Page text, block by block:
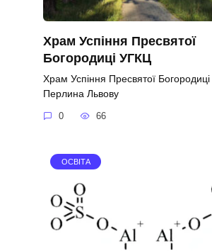
Храм Успіння Пресвятої
Богородиці УГКЦ
Храм Успіння Пресвятої
Перлина Львову
0 66
ОСВІТА